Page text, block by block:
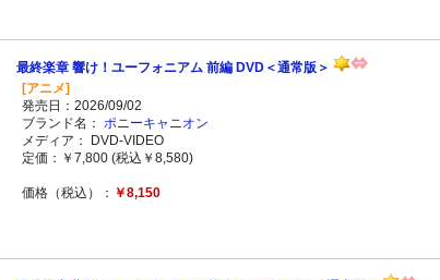
最終楽章 響け！ユーフォニアム 前編 DVD＜通常版＞
[アニメ]
発売日：2026/09/02
ブランド名： ポニーキャニオン
メディア： DVD-VIDEO
定価：￥7,800 (税込￥8,580)
価格（税込）： ￥8,150